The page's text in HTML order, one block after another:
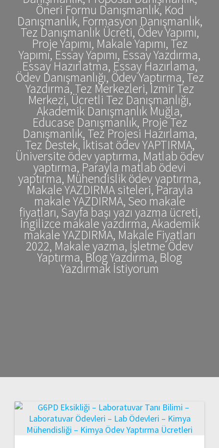
Öneri Formu Danışmanlık, Kod
Danışmanlık, Formasyon Danışmanlık,
Tez Danışmanlık Ücreti, Ödev Yapımı,
Proje Yapımı, Makale Yapımı, Tez
Yapımı, Essay Yapımı, Essay Yazdırma,
Essay Hazırlatma, Essay Hazırlama,
Ödev Danışmanlığı, Ödev Yaptırma, Tez
Yazdırma, Tez Merkezleri, İzmir Tez
Merkezi, Ücretli Tez Danışmanlığı,
Akademik Danışmanlık Muğla,
Educase Danışmanlık, Proje Tez
Danışmanlık, Tez Projesi Hazırlama,
Tez Destek, İktisat ödev YAPTIRMA,
Üniversite ödev yaptırma, Matlab ödev
yaptırma, Parayla matlab ödevi
yaptırma, Mühendislik ödev yaptırma,
Makale YAZDIRMA siteleri, Parayla
makale YAZDIRMA, Seo makale
fiyatları, Sayfa başı yazı yazma ücreti,
İngilizce makale yazdırma, Akademik
makale YAZDIRMA, Makale Fiyatları
2022, Makale yazma, İşletme Ödev
Yaptırma, Blog Yazdırma, Blog
Yazdırmak İstiyorum